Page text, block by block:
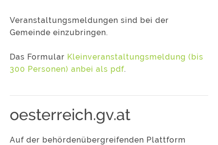
Veranstaltungsmeldungen sind bei der
Gemeinde einzubringen.
Das Formular Kleinveranstaltungsmeldung (bis
300 Personen) anbei als pdf.
oesterreich.gv.at
Auf der behördenübergreifenden Plattform